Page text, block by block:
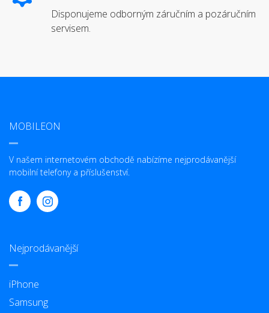
Disponujeme odborným záručním a pozáručním
servisem.
MOBILEON
V našem internetovém obchodě nabízíme nejprodávanější
mobilní telefony a příslušenství.
Nejprodávanější
iPhone
Samsung